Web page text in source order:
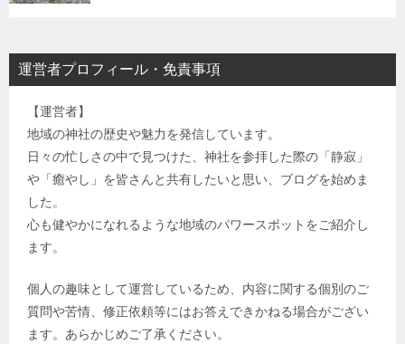
運営者プロフィール・免責事項
【運営者】
地域の神社の歴史や魅力を発信しています。
日々の忙しさの中で見つけた、神社を参拝した際の「静寂」
や「癒やし」を皆さんと共有したいと思い、ブログを始めま
した。
心も健やかになれるような地域のパワースポットをご紹介し
ます。
個人の趣味として運営しているため、内容に関する個別のご
質問や苦情、修正依頼等にはお答えできかねる場合がござい
ます。あらかじめご了承ください。